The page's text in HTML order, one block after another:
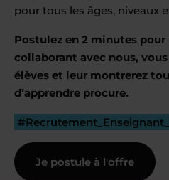
pour tous les âges, niveaux
Postulez en 2 minutes pour
collaborant avec nous,
élèves et leur montrerez
d’apprendre procure.
Je postule à l'offre